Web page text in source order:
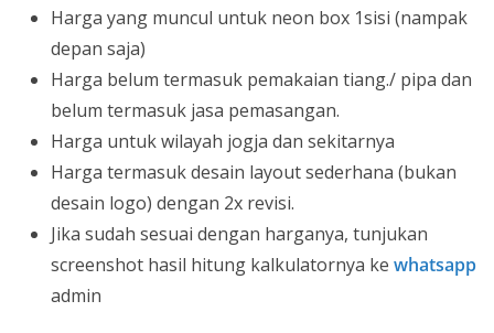
Harga yang muncul untuk neon box 1sisi (nampak
depan saja)
Harga belum termasuk pemakaian tiang./ pipa dan
belum termasuk jasa pemasangan.
Harga untuk wilayah jogja dan sekitarnya
Harga termasuk desain layout sederhana (bukan
desain logo) dengan 2x revisi.
Jika sudah sesuai dengan harganya, tunjukan
screenshot hasil hitung kalkulatornya ke whatsapp
admin